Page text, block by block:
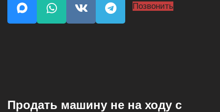
Позвонить
Продать машину не на ходу с